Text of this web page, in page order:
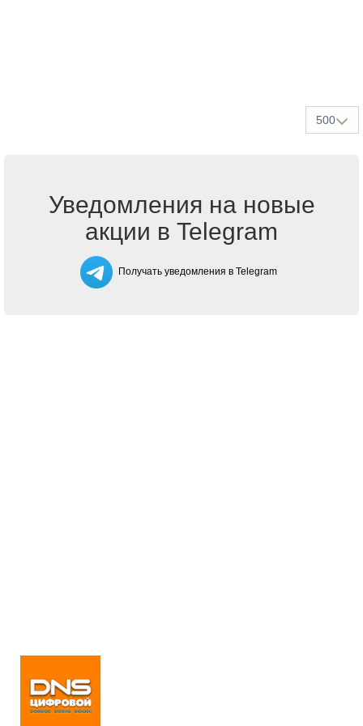
500
Уведомления на новые
акции в Telegram
Получать уведомления в Telegram